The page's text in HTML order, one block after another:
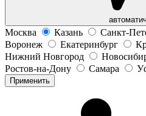
Москва Казань Санкт-
Воронеж
Екатеринбург
Нижний Новгород
Ростов-на-Дону
Самара
Применить